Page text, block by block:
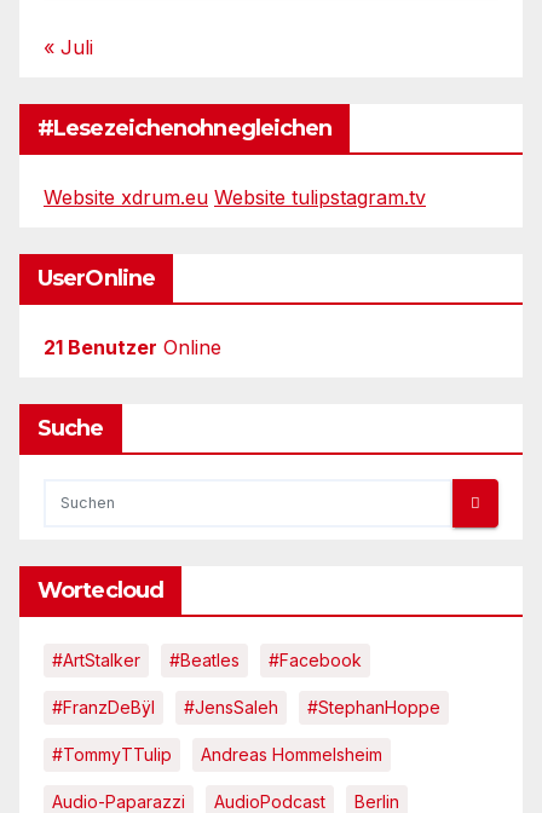
« Juli
#Lesezeichenohnegleichen
Website xdrum.eu Website tulipstagram.tv
UserOnline
21 Benutzer Online
Suche
Wortecloud
#ArtStalker #Beatles #Facebook
#FranzDeBÿl #JensSaleh #StephanHoppe
#TommyTTulip Andreas Hommelsheim
Audio-Paparazzi AudioPodcast Berlin